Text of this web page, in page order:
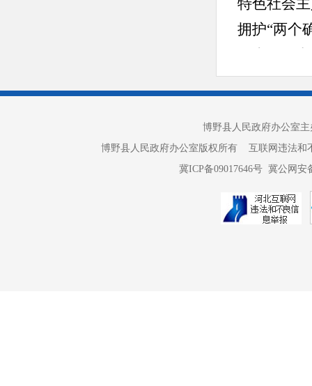
特色社会
拥护“两个
实贯彻落
（二
导亲自抓
务亲自督
在局内部
法治政府
博野县人民政府办公室
博野县人民政府办公室版权所有 互联网违法和不
冀ICP备09017646号 冀公网安